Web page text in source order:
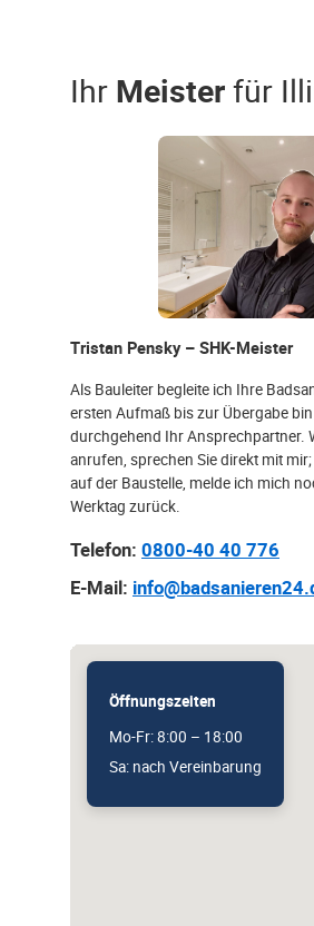
Ihr Meisterfür
Tristan Pensky – SHK-Meister
Als Bauleiter begleite ich Ihre
ersten Aufmaß bis zur Übergabe
durchgehend Ihr Ansprechpartner.
anrufen, sprechen Sie direkt mit
auf der Baustelle, melde ich mich
Werktag zurück.
Telefon: 0800-40 40 776
E-Mail:
Öffnungszeiten
Mo-Fr: 8:00 – 18:00
Sa: nach Vereinbarung